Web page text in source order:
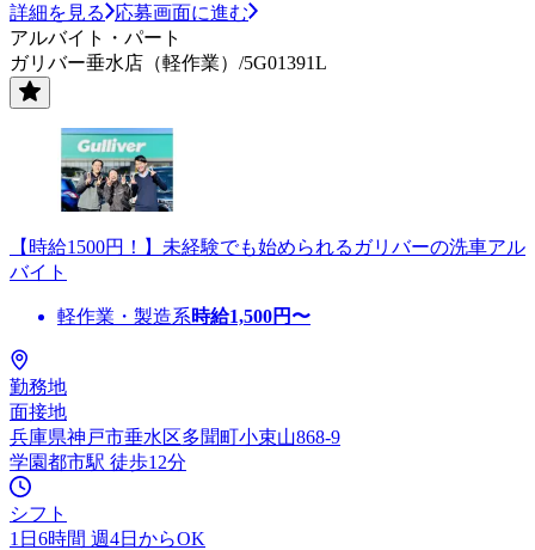
詳細を見る
応募画面に進む
アルバイト・パート
ガリバー垂水店（軽作業）/5G01391L
【時給1500円！】未経験でも始められるガリバーの洗車アル
バイト
軽作業・製造系時給1,500円〜
勤務地
面接地
兵庫県神戸市垂水区多聞町小束山868-9
学園都市駅 徒歩12分
シフト
1日6時間 週4日からOK